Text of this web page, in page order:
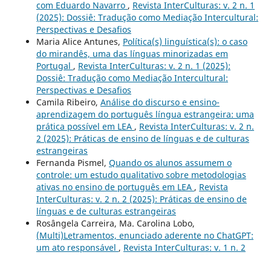
com Eduardo Navarro , Revista InterCulturas: v. 2 n. 1
(2025): Dossiê: Tradução como Mediação Intercultural:
Perspectivas e Desafios
Maria Alice Antunes, Política(s) linguística(s): o caso
do mirandês, uma das línguas minorizadas em
Portugal , Revista InterCulturas: v. 2 n. 1 (2025):
Dossiê: Tradução como Mediação Intercultural:
Perspectivas e Desafios
Camila Ribeiro, Análise do discurso e ensino-
aprendizagem do português língua estrangeira: uma
prática possível em LEA , Revista InterCulturas: v. 2 n.
2 (2025): Práticas de ensino de línguas e de culturas
estrangeiras
Fernanda Pismel, Quando os alunos assumem o
controle: um estudo qualitativo sobre metodologias
ativas no ensino de português em LEA , Revista
InterCulturas: v. 2 n. 2 (2025): Práticas de ensino de
línguas e de culturas estrangeiras
Rosângela Carreira, Ma. Carolina Lobo,
(Multi)Letramentos, enunciado aderente no ChatGPT:
um ato responsável , Revista InterCulturas: v. 1 n. 2